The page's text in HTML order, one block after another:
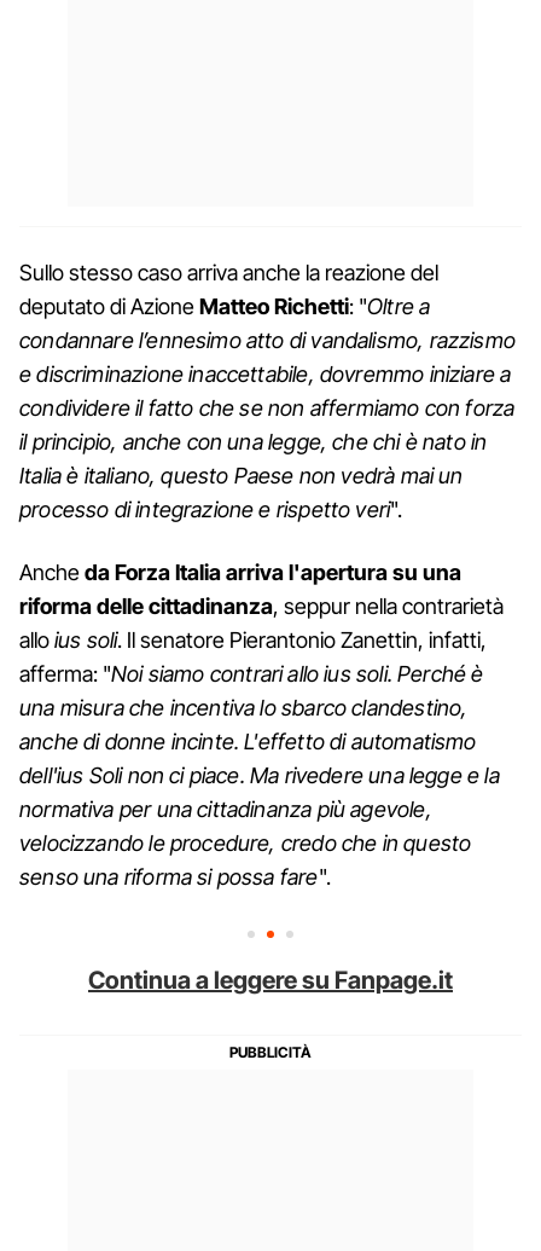
Sullo stesso caso arriva anche la reazione del
deputato di AzioneMatteo Richetti: "Oltre a
condannare l’ennesimo atto di vandalismo, razzismo
e discriminazione inaccettabile, dovremmo iniziare a
condividere il fatto che se non affermiamo con forza
il principio, anche con una legge, che chi è nato in
Italia è italiano, questo Paese non vedrà mai un
processo di integrazione e rispetto veri".
Ancheda Forza Italia arriva l'apertura su una
riforma delle cittadinanza, seppur nella contrarietà
alloius soli. Il senatore Pierantonio Zanettin, infatti,
afferma: "Noi siamo contrari allo ius soli. Perché è
una misura che incentiva lo sbarco clandestino,
anche di donne incinte. L'effetto di automatismo
dell'ius Soli non ci piace. Ma rivedere una legge e la
normativa per una cittadinanza più agevole,
velocizzando le procedure, credo che in questo
senso una riforma si possa fare".
Continua a leggere su Fanpage.it